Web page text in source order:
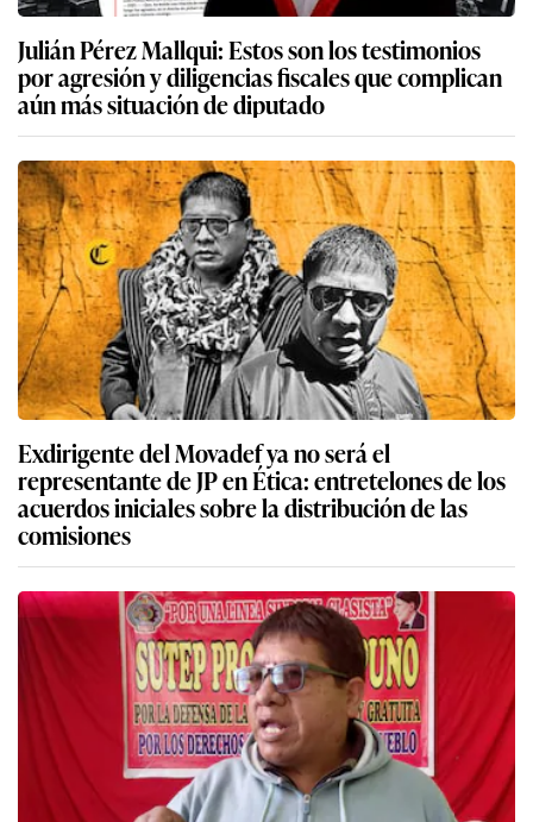
Julián Pérez Mallqui: Estos son los testimonios
por agresión y diligencias fiscales que complican
aún más situación de diputado
Exdirigente del Movadef ya no será el
representante de JP en Ética: entretelones de los
acuerdos iniciales sobre la distribución de las
comisiones